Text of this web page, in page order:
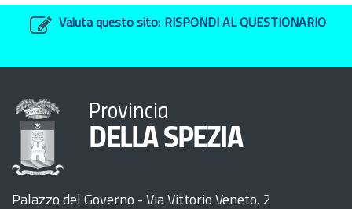
Valuta questo sito: RISPONDI AL QUESTIONARIO
Provincia
DELLA SPEZIA
Palazzo del Governo - Via Vittorio Veneto, 2